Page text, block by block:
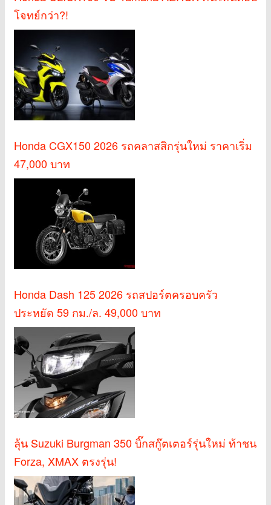
โจทย์กว่า?!
Honda CGX150 2026 รถคลาสสิกรุ่นใหม่ ราคาเริ่ม
47,000 บาท
Honda Dash 125 2026 รถสปอร์ตครอบครัว
ประหยัด 59 กม./ล. 49,000 บาท
ลุ้น Suzuki Burgman 350 บิ๊กสกู๊ตเตอร์รุ่นใหม่ ท้าชน
Forza, XMAX ตรงรุ่น!